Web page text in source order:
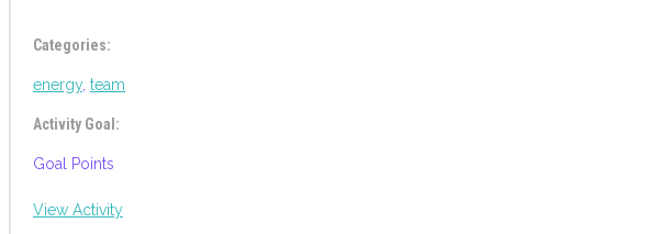
Categories:
energy, team
Activity Goal:
Goal Points
View Activity